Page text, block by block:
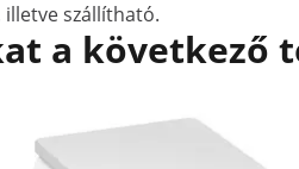
szállítható.
a következő